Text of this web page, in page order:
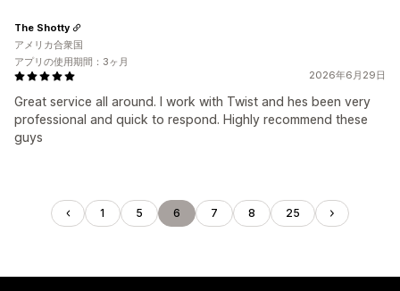
2026年6月29日
Great service all around. I work with Twist and hes been very
professional and quick to respond. Highly recommend these
guys
The Shotty
アメリカ合衆国
アプリの使用期間：3ヶ月
1 5 6 7 8 25